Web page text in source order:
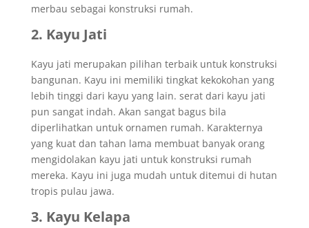
merbau sebagai konstruksi rumah.
2. Kayu Jati
Kayu jati merupakan pilihan terbaik untuk konstruksi
bangunan. Kayu ini memiliki tingkat kekokohan yang
lebih tinggi dari kayu yang lain. serat dari kayu jati
pun sangat indah. Akan sangat bagus bila
diperlihatkan untuk ornamen rumah. Karakternya
yang kuat dan tahan lama membuat banyak orang
mengidolakan kayu jati untuk konstruksi rumah
mereka. Kayu ini juga mudah untuk ditemui di hutan
tropis pulau jawa.
3. Kayu Kelapa